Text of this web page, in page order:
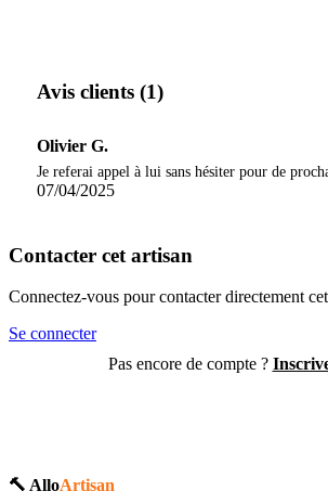
Avis clients (1)
Olivier G.
Je referai appel à lui sans hésiter pour de
07/04/2025
Contacter cet artisan
Connectez-vous pour contacter directement
Se connecter
Pas encore de compte ?
🔨 AlloArtisan